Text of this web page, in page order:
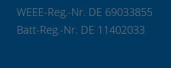
WEEE-Reg.-Nr. DE 69033855
Batt-Reg.-Nr. DE 11402033